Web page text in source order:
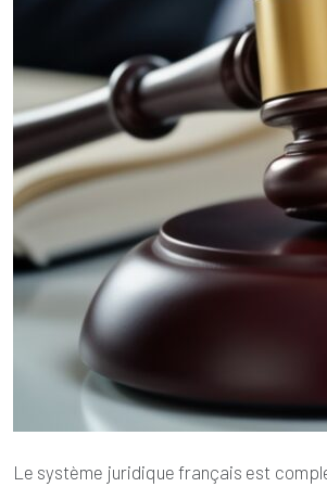
Le système juridique français est